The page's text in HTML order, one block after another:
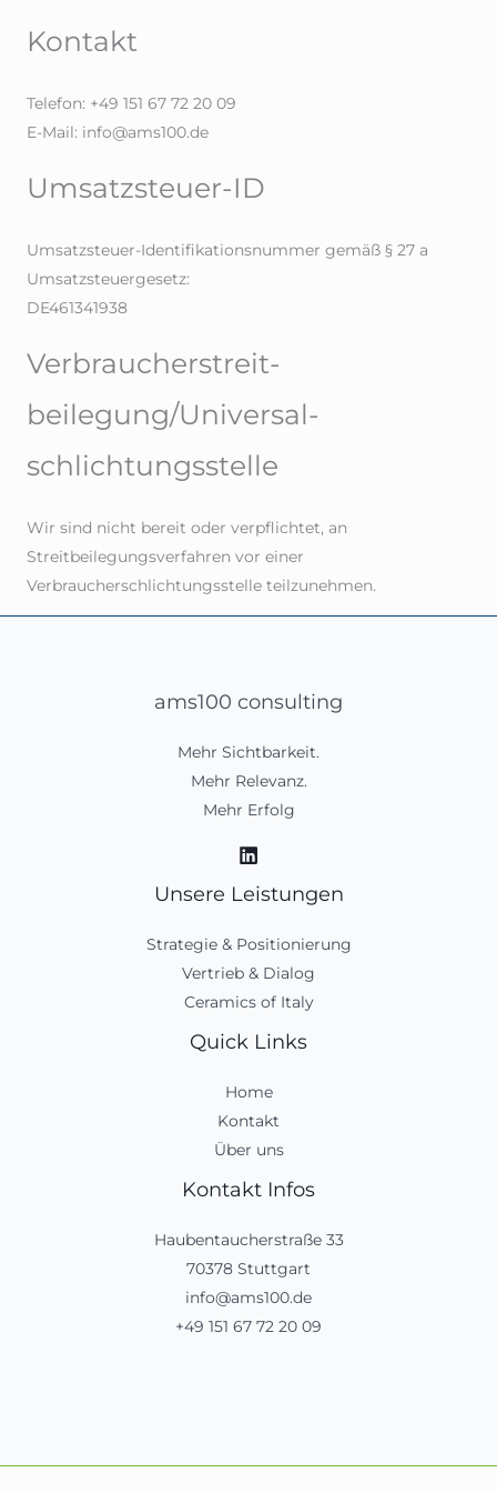
Kontakt
Telefon: +49 151 67 72 20 09
E-Mail: info@ams100.de
Umsatzsteuer-ID
Umsatzsteuer-Identifikationsnummer gemäß § 27 a
Umsatzsteuergesetz:
DE461341938
Verbraucher­streit­
beilegung/Universal­
schlichtungs­stelle
Wir sind nicht bereit oder verpflichtet, an
Streitbeilegungsverfahren vor einer
Verbraucherschlichtungsstelle teilzunehmen.
ams100 consulting
Mehr Sichtbarkeit.
Mehr Relevanz.
Mehr Erfolg
Unsere Leistungen
Strategie & Positionierung
Vertrieb & Dialog
Ceramics of Italy
Quick Links
Home
Kontakt
Über uns
Kontakt Infos
Haubentaucherstraße 33
70378 Stuttgart
info@ams100.de
+49 151 67 72 20 09